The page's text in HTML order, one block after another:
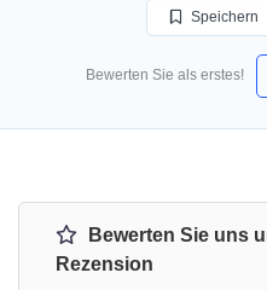
Speichern
Bewerten Sie als erstes!
Bewerten Sie uns
Rezension